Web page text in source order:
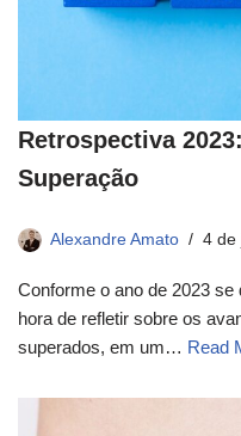
Retrospectiva
Superação
Alexandre Amato 4 de
Conforme o ano de 2023
hora de refletir sobre os
superados, em um… Read